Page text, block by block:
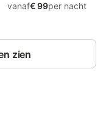
vanaf€ 99per nacht
zien